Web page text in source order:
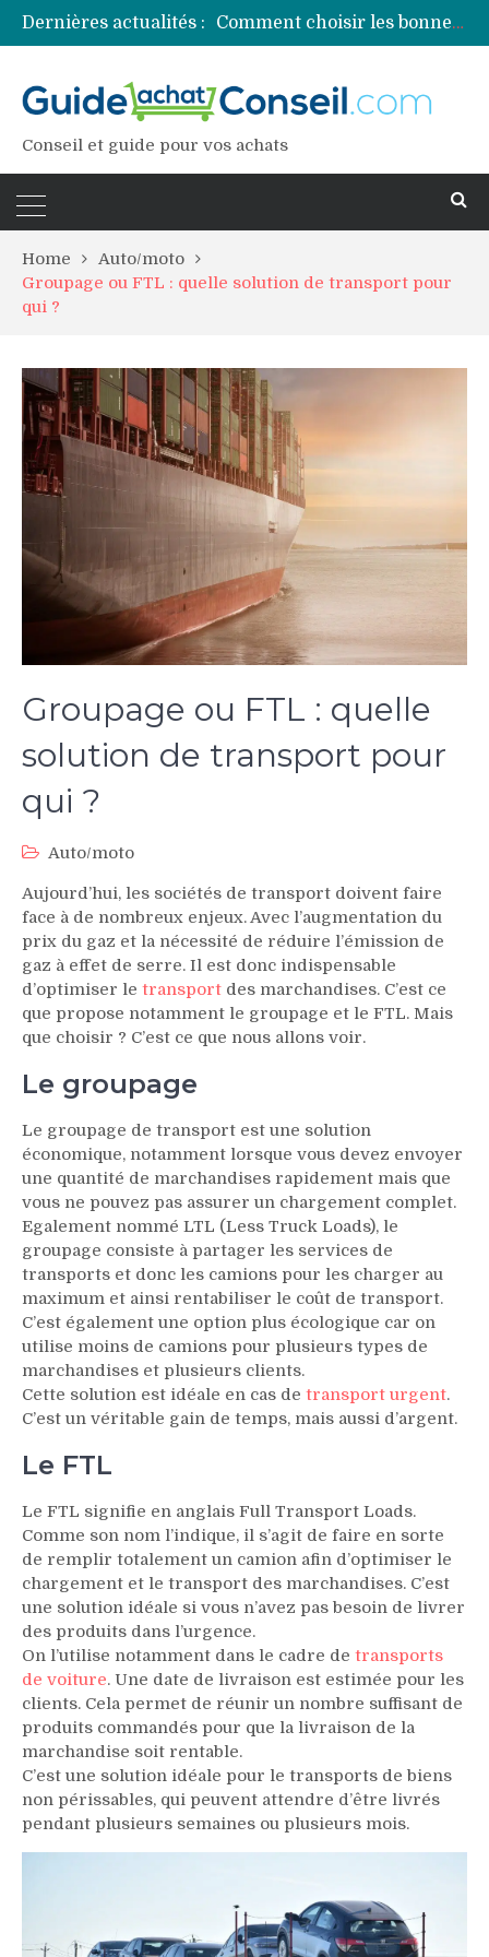
Dernières actualités :
Comment choisir les bonnes couleurs pour un projet tie and dye ?
Comment préparer sa piscine pour une période prolongée d’inutilisation ?
Conseil et guide pour vos achats
Home
Auto/moto
Groupage ou FTL : quelle solution de transport pour
qui ?
Groupage ou FTL : quelle
solution de transport pour
qui ?
Auto/moto
Aujourd’hui, les sociétés de transport doivent faire
face à de nombreux enjeux. Avec l’augmentation du
prix du gaz et la nécessité de réduire l’émission de
gaz à effet de serre. Il est donc indispensable
d’optimiser le transport des marchandises. C’est ce
que propose notamment le groupage et le FTL. Mais
que choisir ? C’est ce que nous allons voir.
Le groupage
Le groupage de transport est une solution
économique, notamment lorsque vous devez envoyer
une quantité de marchandises rapidement mais que
vous ne pouvez pas assurer un chargement complet.
Egalement nommé LTL (Less Truck Loads), le
groupage consiste à partager les services de
transports et donc les camions pour les charger au
maximum et ainsi rentabiliser le coût de transport.
C’est également une option plus écologique car on
utilise moins de camions pour plusieurs types de
marchandises et plusieurs clients.
Cette solution est idéale en cas de transport urgent.
C’est un véritable gain de temps, mais aussi d’argent.
Le FTL
Le FTL signifie en anglais Full Transport Loads.
Comme son nom l’indique, il s’agit de faire en sorte
de remplir totalement un camion afin d’optimiser le
chargement et le transport des marchandises. C’est
une solution idéale si vous n’avez pas besoin de livrer
des produits dans l’urgence.
On l’utilise notamment dans le cadre de transports
de voiture. Une date de livraison est estimée pour les
clients. Cela permet de réunir un nombre suffisant de
produits commandés pour que la livraison de la
marchandise soit rentable.
C’est une solution idéale pour le transports de biens
non périssables, qui peuvent attendre d’être livrés
pendant plusieurs semaines ou plusieurs mois.